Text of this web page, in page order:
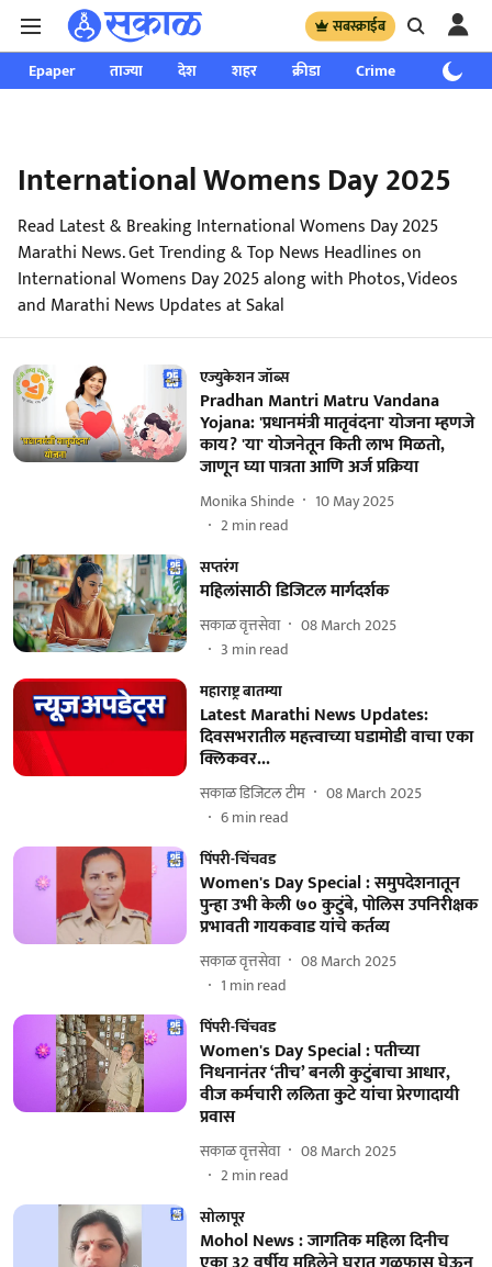
सबस्क्राईब
Epaper ताज्या देश शहर क्रीडा Crime साप्ताहिक
International Womens Day 2025
Read Latest & Breaking International Womens Day 2025
Marathi News. Get Trending & Top News Headlines on
International Womens Day 2025 along with Photos, Videos
and Marathi News Updates at Sakal
एज्युकेशन जॉब्स
Pradhan Mantri Matru Vandana
Yojana: 'प्रधानमंत्री मातृवंदना' योजना म्हणजे
काय? 'या' योजनेतून किती लाभ मिळतो,
जाणून घ्या पात्रता आणि अर्ज प्रक्रिया
Monika Shinde
10 May 2025
2min read
सप्तरंग
महिलांसाठी डिजिटल मार्गदर्शक
सकाळ वृत्तसेवा
08 March 2025
3 min read
महाराष्ट्र बातम्या
Latest Marathi News Updates:
दिवसभरातील महत्त्वाच्या घडामोडी वाचा एका
क्लिकवर...
सकाळ डिजिटल टीम
08 March 2025
6min read
पिंपरी-चिंचवड
Women's Day Special : समुपदेशनातून
पुन्हा उभी केली ७० कुटुंबे, पोलिस उपनिरीक्षक
प्रभावती गायकवाड यांचे कर्तव्य
सकाळ वृत्तसेवा
08 March 2025
1 min read
पिंपरी-चिंचवड
Women's Day Special : पतीच्या
निधनानंतर ‘तीच’ बनली कुटुंबाचा आधार,
वीज कर्मचारी ललिता कुटे यांचा प्रेरणादायी
प्रवास
सकाळ वृत्तसेवा
08 March 2025
2min read
सोलापूर
Mohol News : जागतिक महिला दिनीच